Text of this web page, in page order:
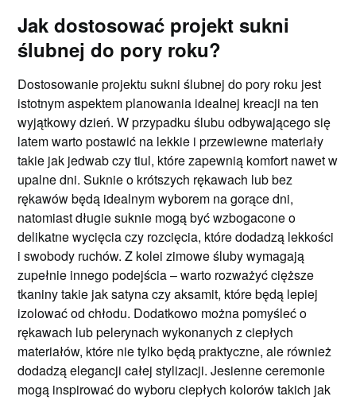
Jak dostosować projekt sukni
ślubnej do pory roku?
Dostosowanie projektu sukni ślubnej do pory roku jest
istotnym aspektem planowania idealnej kreacji na ten
wyjątkowy dzień. W przypadku ślubu odbywającego się
latem warto postawić na lekkie i przewiewne materiały
takie jak jedwab czy tiul, które zapewnią komfort nawet w
upalne dni. Suknie o krótszych rękawach lub bez
rękawów będą idealnym wyborem na gorące dni,
natomiast długie suknie mogą być wzbogacone o
delikatne wycięcia czy rozcięcia, które dodadzą lekkości
i swobody ruchów. Z kolei zimowe śluby wymagają
zupełnie innego podejścia – warto rozważyć cięższe
tkaniny takie jak satyna czy aksamit, które będą lepiej
izolować od chłodu. Dodatkowo można pomyśleć o
rękawach lub pelerynach wykonanych z ciepłych
materiałów, które nie tylko będą praktyczne, ale również
dodadzą elegancji całej stylizacji. Jesienne ceremonie
mogą inspirować do wyboru ciepłych kolorów takich jak